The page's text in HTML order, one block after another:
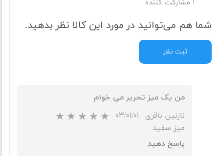
۱ مشارکت کننده
شما هم می‌توانید در مورد این کالا نظر بدهید.
ثبت نظر
من یک میز تحریر می خوام
نازنین باقری | ۰۳/۰۱/۰۱
میز سفید
پاسخ دهید